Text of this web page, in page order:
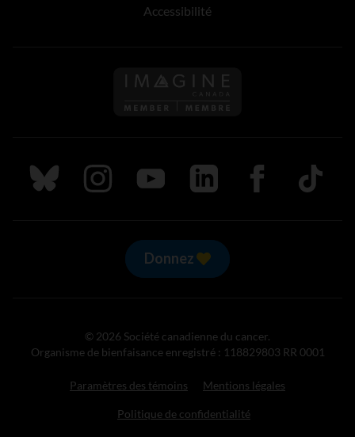
Accessibilité
Suivez nous sur Bluesky
Suivez nous sur Instagram
Suivez nous sur Youtube
Suivez nous sur LinkedIn
Suivez nous sur
TikTok
Donnez
© 2026 Société canadienne du cancer.
Organisme de bienfaisance enregistré : 118829803 RR 0001
Paramètres des témoins Mentions légales
Politique de confidentialité